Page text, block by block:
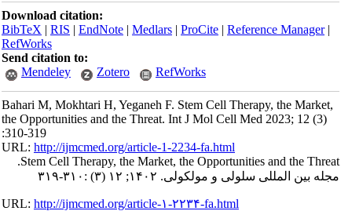
Download citation:
BibTeX|RIS|EndNote|Medlars|ProCite|Reference Manager
RefWorks
Send citation to:
Mendeley
Zotero RefWorks
Bahari M, Mokhtari H, Yeganeh F. Stem Cell Therapy, the Market,
the Opportunities and the Threat. Int J Mol Cell Med 2023; 12 (3)
:310-319
URL:http://ijmcmed.org/article-1-2234-fa.html
Stem Cell Therapy, the Market, the Opportunities and the Threat.
مجله بین المللی سلولی و مولکولی. ۱۴۰۲; ۱۲ (۳) :۳۱۰-۳۱۹
URL:http://ijmcmed.org/article-۱-۲۲۳۴-fa.html